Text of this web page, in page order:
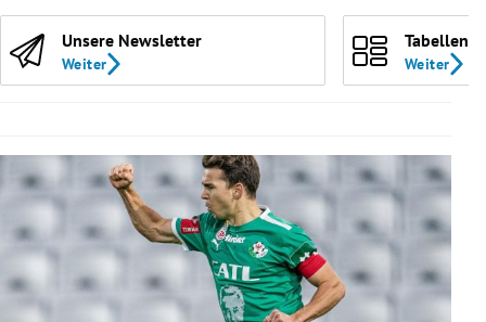
Unsere Newsletter
Weiter
Tabellen
Weiter